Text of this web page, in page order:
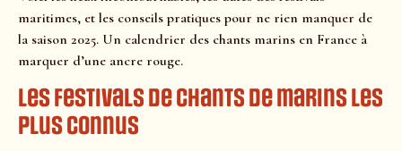
maritimes, et les conseils pratiques pour ne rien manquer de
la saison 2025. Un calendrier des chants marins en France à
marquer d’une ancre rouge.
Les festivals de chants de marins les
plus connus